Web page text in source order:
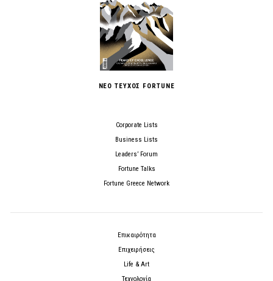
ΝΕΟ ΤΕΥΧΟΣ FORTUNE
Corporate Lists
Business Lists
Leaders’ Forum
Fortune Talks
Fortune Greece Network
Επικαιρότητα
Επιχειρήσεις
Life & Art
Τεχνολογία